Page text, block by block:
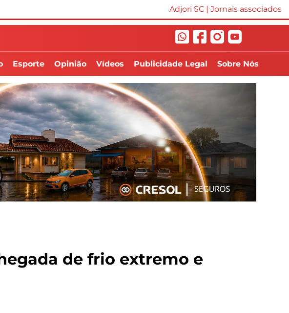
Adjori SC | Jornais associados
Esporte Opinião Vídeos Publicidade Legal Sobre Nós
de frio extremo e